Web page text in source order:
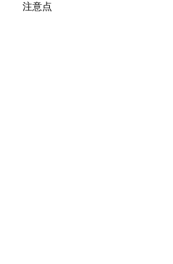
注意点